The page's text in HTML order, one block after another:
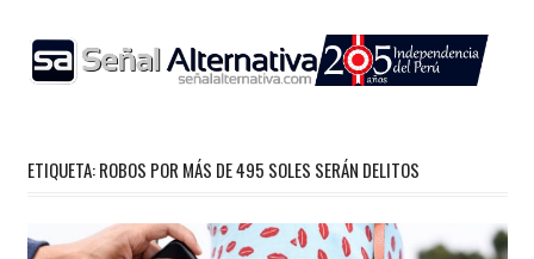
content
ETIQUETA:ROBOS POR MÁS DE 495 SOLES SERÁN DELITOS